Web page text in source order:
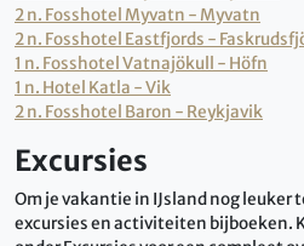
2 n. Fosshotel Myvatn - Myvatn
2 n. Fosshotel Eastfjords -
1 n. Fosshotel Vatnajökull - Höfn
1 n. Hotel Katla - Vik
2 n. Fosshotel Baron - Reykjavik
Excursies
Om je vakantie in IJsland nog leuker
excursies en activiteiten bijboeken.